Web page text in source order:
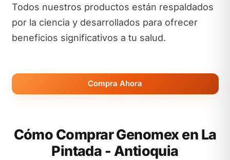
Todos nuestros productos están respaldados
por la ciencia y desarrollados para ofrecer
beneficios significativos a tu salud.
Compra Ahora
Cómo Comprar Genomex en La
Pintada - Antioquia